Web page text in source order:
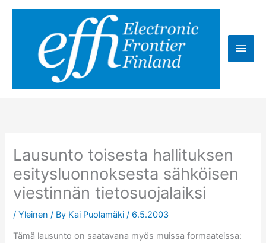
Main
Lausunto toisesta hallituksen
esitysluonnoksesta sähköisen
viestinnän tietosuojalaiksi
/Yleinen / By Kai Puolamäki/ 6.5.2003
Tämä lausunto on saatavana myös muissa formaateissa: